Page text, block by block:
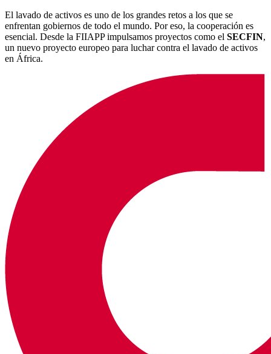
El lavado de activos es uno de los grandes retos a los que se
enfrentan gobiernos de todo el mundo. Por eso, la cooperación es
esencial. Desde la FIIAPP impulsamos proyectos como el SECFIN,
un nuevo proyecto europeo para luchar contra el lavado de activos
en África.